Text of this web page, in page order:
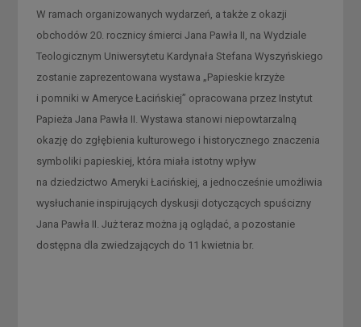
W ramach organizowanych wydarzeń, a także z okazji
obchodów 20. rocznicy śmierci Jana Pawła II, na Wydziale
Teologicznym Uniwersytetu Kardynała Stefana Wyszyńskiego
zostanie zaprezentowana wystawa „Papieskie krzyże
i pomniki w Ameryce Łacińskiej” opracowana przez Instytut
Papieża Jana Pawła II. Wystawa stanowi niepowtarzalną
okazję do zgłębienia kulturowego i historycznego znaczenia
symboliki papieskiej, która miała istotny wpływ
na dziedzictwo Ameryki Łacińskiej, a jednocześnie umożliwia
wysłuchanie inspirujących dyskusji dotyczących spuścizny
Jana Pawła II. Już teraz można ją oglądać, a pozostanie
dostępna dla zwiedzających do 11 kwietnia br.